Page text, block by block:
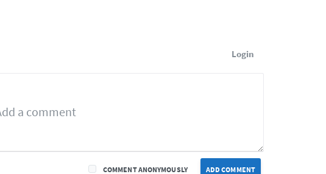
Login
ADD COMMENT
COMMENT ANONYMOUSLY